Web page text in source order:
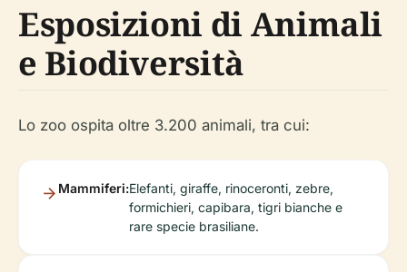
Esposizioni di Animali
e Biodiversità
Lo zoo ospita oltre 3.200 animali, tra cui:
Mammiferi:Elefanti, giraffe, rinoceronti, zebre,
formichieri, capibara, tigri bianche e
rare specie brasiliane.